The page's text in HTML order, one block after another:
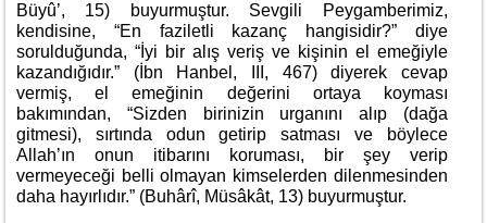
Büyû’, 15) buyurmuştur. Sevgili Peygamberimiz,
kendisine, “En faziletli kazanç hangisidir?” diye
sorulduğunda, “İyi bir alış veriş ve kişinin el emeğiyle
kazandığıdır.” (İbn Hanbel, III, 467) diyerek cevap
vermiş, el emeğinin değerini ortaya koyması
bakımından, “Sizden birinizin urganını alıp (dağa
gitmesi), sırtında odun getirip satması ve böylece
Allah’ın onun itibarını koruması, bir şey verip
vermeyeceği belli olmayan kimselerden dilenmesinden
daha hayırlıdır.” (Buhârî, Müsâkât, 13) buyurmuştur.